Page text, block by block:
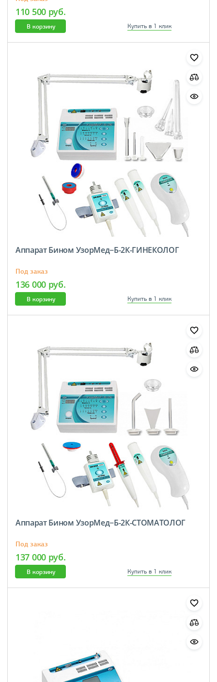
110 500 руб.
В корзину Купить в 1 клик
Аппарат Бином УзорМед−Б-2К-ГИНЕКОЛОГ
Под заказ
136 000 руб.
В корзину Купить в 1 клик
Аппарат Бином УзорМед−Б-2К-СТОМАТОЛОГ
Под заказ
137 000 руб.
В корзину Купить в 1 клик